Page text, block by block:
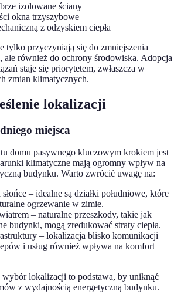
izolowane ściany
okna trzyszybowe
z odzyskiem ciepła
tylko przyczyniają się do zmniejszenia
ale również do ochrony środowiska. Adopcja
staje się priorytetem, zwłaszcza w
zmian klimatycznych.
lokalizacji
miejsca
domu pasywnego kluczowym krokiem jest
klimatyczne mają ogromny wpływ na
budynku. Warto zwrócić uwagę na:
– idealne są działki południowe, które
ogrzewanie w zimie.
– naturalne przeszkody, takie jak
budynki, mogą zredukować straty ciepła.
– lokalizacja blisko komunikacji
i usług również wpływa na komfort
lokalizacji to podstawa, by uniknąć
z wydajnością energetyczną budynku.